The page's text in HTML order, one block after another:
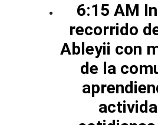
6:15 AM
recorrido
Ableyii con
de la